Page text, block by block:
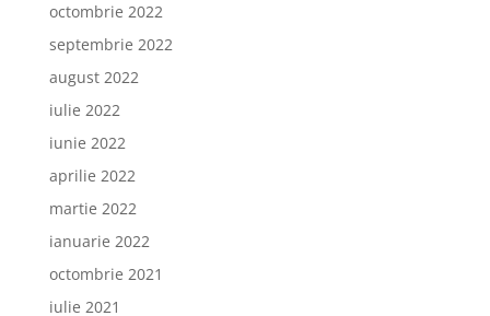
octombrie 2022
septembrie 2022
august 2022
iulie 2022
iunie 2022
aprilie 2022
martie 2022
ianuarie 2022
octombrie 2021
iulie 2021